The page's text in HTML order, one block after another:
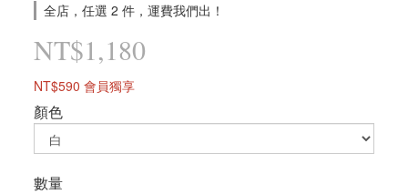
全店，任選 2 件，運費我們出！
NT$1,180
NT$590 會員獨享
顏色
數量